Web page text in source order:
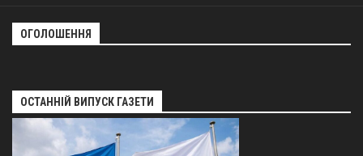
ОГОЛОШЕННЯ
ОСТАННІЙ ВИПУСК ГАЗЕТИ